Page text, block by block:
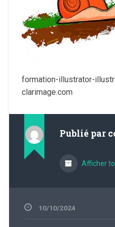
formation-illustrator-
clarimage.com
Publié par
Afficher
10/10/2024